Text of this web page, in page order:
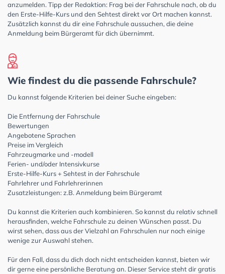
anzumelden. Tipp der Redaktion: Frag bei der Fahrschule nach, ob du
den Erste-Hilfe-Kurs und den Sehtest direkt vor Ort machen kannst.
Zusätzlich kannst du dir eine Fahrschule aussuchen, die deine
Anmeldung beim Bürgeramt für dich übernimmt.
Wie findest du die passende Fahrschule?
Du kannst folgende Kriterien bei deiner Suche eingeben:
Die Entfernung der Fahrschule
Bewertungen
Angebotene Sprachen
Preise im Vergleich
Fahrzeugmarke und -modell
Ferien- und/oder Intensivkurse
Erste-Hilfe-Kurs + Sehtest in der Fahrschule
Fahrlehrer und Fahrlehrerinnen
Zusatzleistungen: z.B. Anmeldung beim Bürgeramt
Du kannst die Kriterien auch kombinieren. So kannst du relativ schnell
herausfinden, welche Fahrschule zu deinen Wünschen passt. Du
wirst sehen, dass aus der Vielzahl an Fahrschulen nur noch einige
wenige zur Auswahl stehen.
Für den Fall, dass du dich doch nicht entscheiden kannst, bieten wir
dir gerne eine persönliche Beratung an. Dieser Service steht dir gratis